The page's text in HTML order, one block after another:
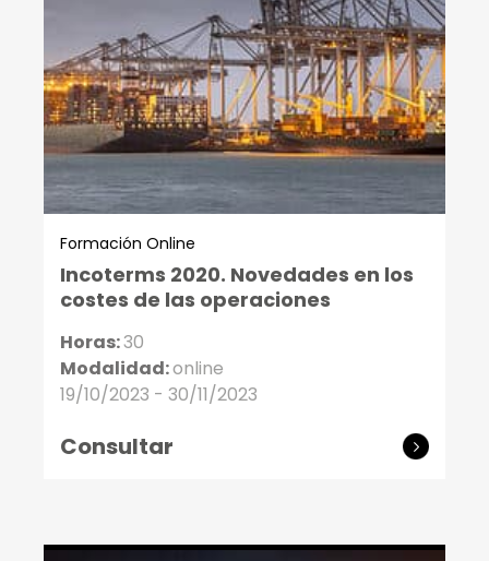
Formación Online
Incoterms 2020. Novedades en los
costes de las operaciones
Horas:30
Modalidad:online
19/10/2023 - 30/11/2023
Consultar